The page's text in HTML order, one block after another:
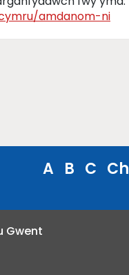
amdanom-ni
A B C Ch
Gwent